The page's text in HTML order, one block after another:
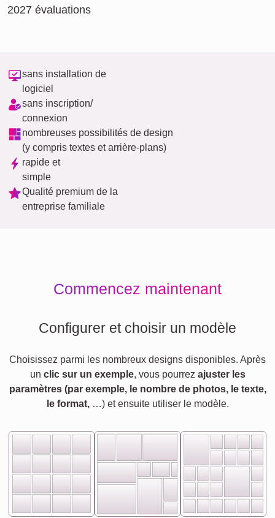
2027 évaluations
sans installation de
logiciel
sans inscription/
connexion
nombreuses possibilités de design
(y compris textes et arrière-plans)
rapide et
simple
Qualité premium de la
entreprise familiale
Commencez maintenant
Configurer et choisir un modèle
Choisissez parmi les nombreux designs disponibles. Après
un clic sur un exemple, vous pourrez ajuster les
paramètres (par exemple, le nombre de photos, le texte,
le format,…) et ensuite utiliser le modèle.